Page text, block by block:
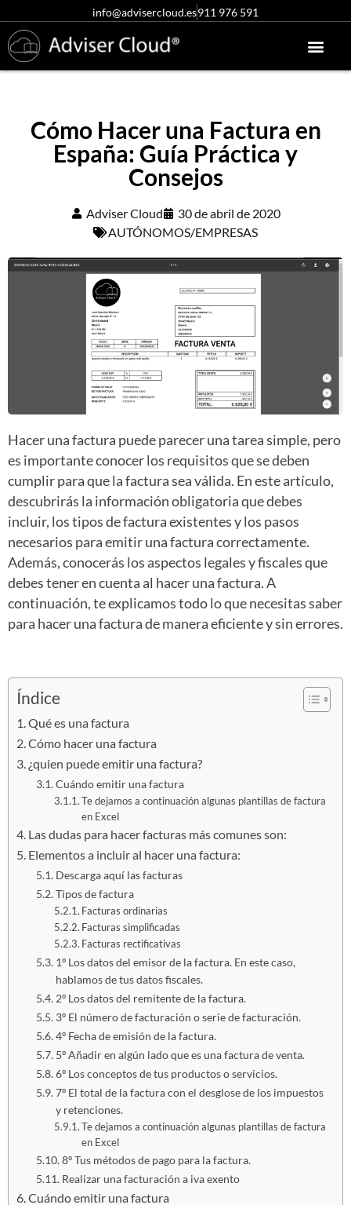
info@advisercloud.es911 976 591
Cómo Hacer una Factura en
España: Guía Práctica y
Consejos
Adviser Cloud
30 de abril de 2020
AUTÓNOMOS/EMPRESAS
Hacer una factura puede parecer una tarea simple, pero
es importante conocer los requisitos que se deben
cumplir para que la factura sea válida. En este artículo,
descubrirás la información obligatoria que debes
incluir, los tipos de factura existentes y los pasos
necesarios para emitir una factura correctamente.
Además, conocerás los aspectos legales y fiscales que
debes tener en cuenta al hacer una factura. A
continuación, te explicamos todo lo que necesitas saber
para hacer una factura de manera eficiente y sin errores.
Índice
Qué es una factura
Cómo hacer una factura
¿quien puede emitir una factura?
Cuándo emitir una factura
Te dejamos a continuación algunas plantillas de factura
en Excel
Las dudas para hacer facturas más comunes son:
Elementos a incluir al hacer una factura:
Descarga aquí las facturas
Tipos de factura
Facturas ordinarias
Facturas simplificadas
Facturas rectificativas
1º Los datos del emisor de la factura. En este caso,
hablamos de tus datos fiscales.
2º Los datos del remitente de la factura.
3º El número de facturación o serie de facturación.
4º Fecha de emisión de la factura.
5º Añadir en algún lado que es una factura de venta.
6º Los conceptos de tus productos o servicios.
7º El total de la factura con el desglose de los impuestos
y retenciones.
Te dejamos a continuación algunas plantillas de factura
en Excel
8º Tus métodos de pago para la factura.
Realizar una facturación a iva exento
Cuándo emitir una factura